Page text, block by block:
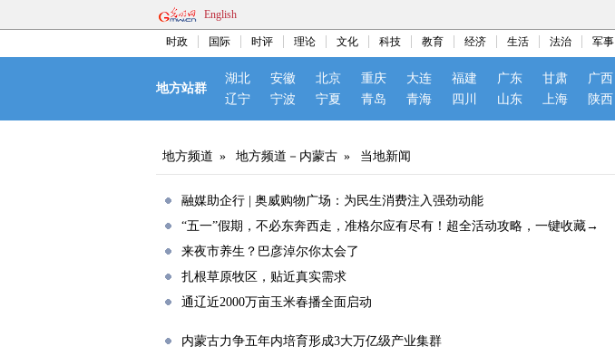
English
时政 国际 时评 理论 文化 科技 教育 经济 生活 法治 军事
地方站群
湖北 安徽 北京 重庆 大连 福建 广东 甘肃 广西
辽宁
宁波 宁夏 青岛 青海 四川 山东 上海 陕西
地方频道 » 地方频道－内蒙古 » 当地新闻
融媒助企行 | 奥威购物广场：为民生消费注入强劲动能
“五一”假期，不必东奔西走，准格尔应有尽有！超全活动攻略，一键收藏→
来夜市养生？巴彦淖尔你太会了
扎根草原牧区，贴近真实需求
通辽近2000万亩玉米春播全面启动
内蒙古力争五年内培育形成3大万亿级产业集群